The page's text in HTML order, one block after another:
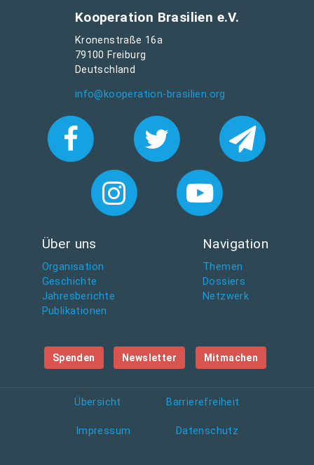
Kooperation Brasilien e.V.
Kronenstraße 16a
79100 Freiburg
Deutschland
info@kooperation-brasilien.org
Über uns
Organisation
Geschichte
Jahresberichte
Publikationen
Navigation
Themen
Dossiers
Netzwerk
Spenden Newsletter Mitmachen
Übersicht Barrierefreiheit
Impressum Datenschutz